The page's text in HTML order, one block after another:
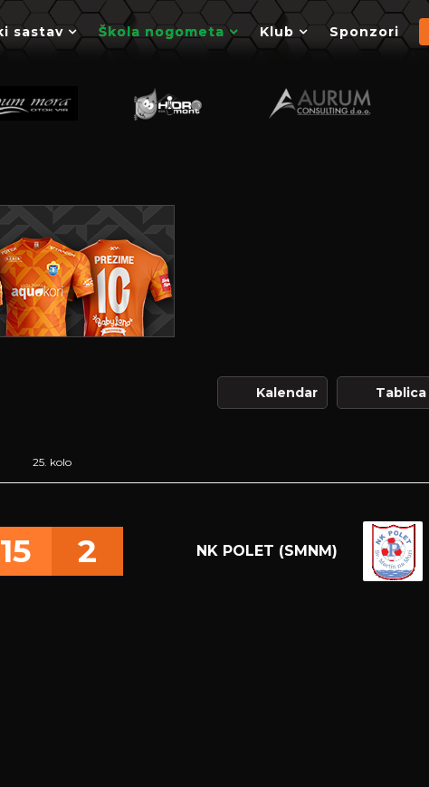
sastav Škola nogometa Klub Sponzori
Kalendar Tablica
25. kolo
NK POLET (SMNM)
15 2